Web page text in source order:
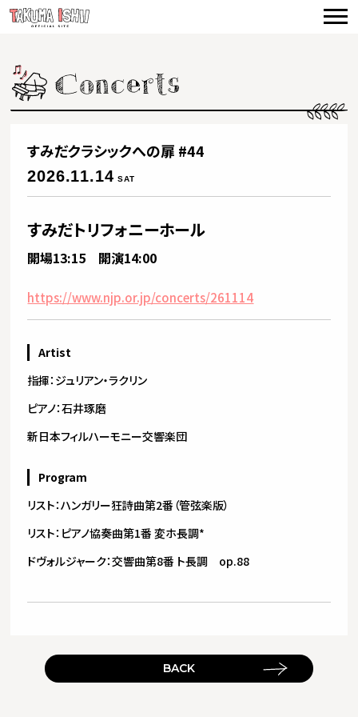
CONCERTS
PRODUCE
すみだクラシックへの扉 #44
2026.11.14 SAT
すみだトリフォニーホール
開場13:15 開演14:00
https://www.njp.or.jp/concerts/261114
Artist
指揮：ジュリアン・ラクリン
ピアノ：石井琢磨
新日本フィルハーモニー交響楽団
Program
リスト：ハンガリー狂詩曲第2番（管弦楽版）
リスト：ピアノ協奏曲第1番 変ホ長調*
ドヴォルジャーク：交響曲第8番 ト長調 op.88
BACK